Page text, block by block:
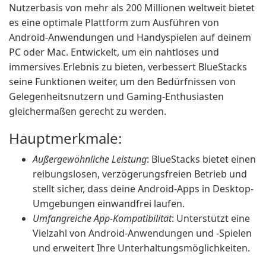
Nutzerbasis von mehr als 200 Millionen weltweit bietet
es eine optimale Plattform zum Ausführen von
Android-Anwendungen und Handyspielen auf deinem
PC oder Mac. Entwickelt, um ein nahtloses und
immersives Erlebnis zu bieten, verbessert BlueStacks
seine Funktionen weiter, um den Bedürfnissen von
Gelegenheitsnutzern und Gaming-Enthusiasten
gleichermaßen gerecht zu werden.
Hauptmerkmale:
Außergewöhnliche Leistung: BlueStacks bietet einen
reibungslosen, verzögerungsfreien Betrieb und
stellt sicher, dass deine Android-Apps in Desktop-
Umgebungen einwandfrei laufen.
Umfangreiche App-Kompatibilität: Unterstützt eine
Vielzahl von Android-Anwendungen und -Spielen
und erweitert Ihre Unterhaltungsmöglichkeiten.